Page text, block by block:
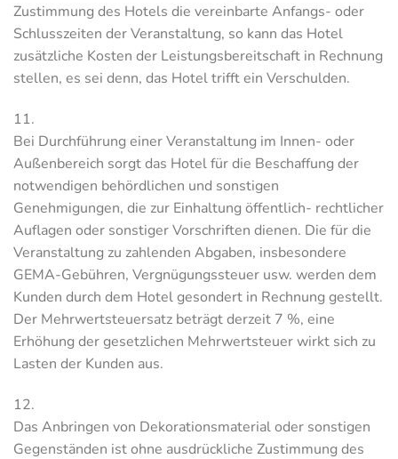
Zustimmung des Hotels die vereinbarte Anfangs- oder
Schlusszeiten der Veranstaltung, so kann das Hotel
zusätzliche Kosten der Leistungsbereitschaft in Rechnung
stellen, es sei denn, das Hotel trifft ein Verschulden.
11.
Bei Durchführung einer Veranstaltung im Innen- oder
Außenbereich sorgt das Hotel für die Beschaffung der
notwendigen behördlichen und sonstigen
Genehmigungen, die zur Einhaltung öffentlich- rechtlicher
Auflagen oder sonstiger Vorschriften dienen. Die für die
Veranstaltung zu zahlenden Abgaben, insbesondere
GEMA-Gebühren, Vergnügungssteuer usw. werden dem
Kunden durch dem Hotel gesondert in Rechnung gestellt.
Der Mehrwertsteuersatz beträgt derzeit 7 %, eine
Erhöhung der gesetzlichen Mehrwertsteuer wirkt sich zu
Lasten der Kunden aus.
12.
Das Anbringen von Dekorationsmaterial oder sonstigen
Gegenständen ist ohne ausdrückliche Zustimmung des